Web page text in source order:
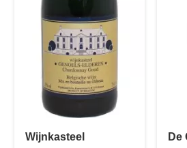
Wijnkasteel
De